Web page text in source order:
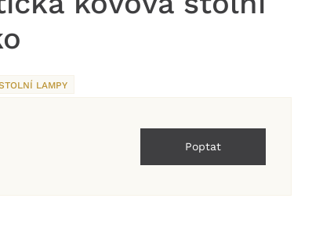
LAMPY
Poptat